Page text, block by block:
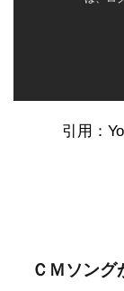
引用：
ＣＭソング